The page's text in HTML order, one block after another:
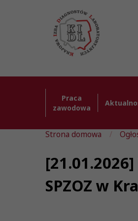
Praca
zawodowa
Strona domowa
SPZOZ w